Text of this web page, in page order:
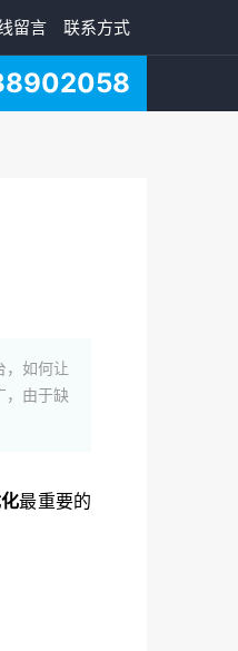
留言 联系方式
，如何让
，由于缺
最重要的